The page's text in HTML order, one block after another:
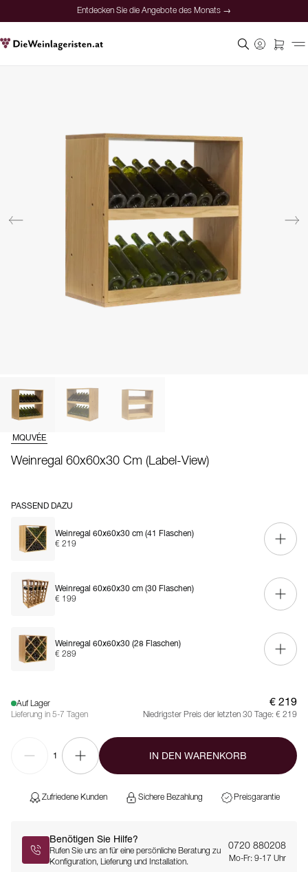
Entdecken Sie die Angebote des Monats →
MQUVÉE
Weinregal 60x60x30 Cm (Label-View)
PASSEND DAZU
Weinregal 60x60x30 cm (41 Flaschen)
€ 219
Weinregal 60x60x30 cm (30 Flaschen)
€ 199
Weinregal 60x60x30 (28 Flaschen)
€ 289
Auf Lager
Lieferung in 5-7 Tagen
€ 219
Niedrigster Preis der letzten 30 Tage: € 219
1 IN DEN WARENKORB
Zufriedene Kunden Sichere Bezahlung Preisgarantie
Benötigen Sie Hilfe?
Rufen Sie uns an für eine persönliche Beratung zu
Konfiguration, Lieferung und Installation.
0720 880208
Mo-Fr: 9-17 Uhr